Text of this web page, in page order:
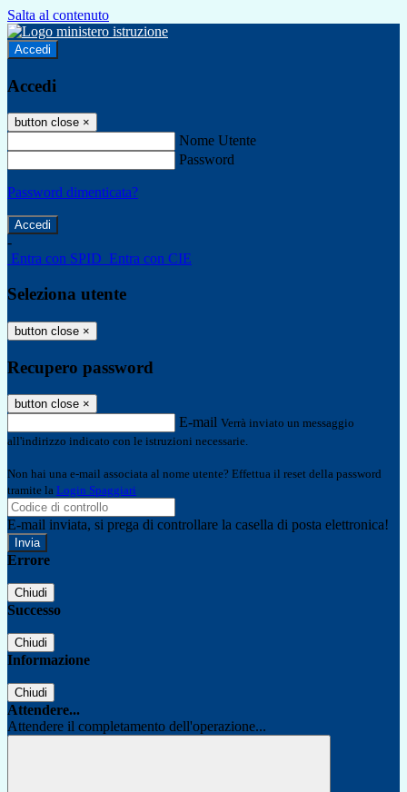
Salta al contenuto
Accedi
Accedi
button close ×
Nome Utente
Password
Password dimenticata?
-
Entra con SPID Entra con CIE
Seleziona utente
button close ×
Recupero password
button close ×
E-mail Verrà inviato un messaggio
all'indirizzo indicato con le istruzioni necessarie.
Non hai una e-mail associata al nome utente? Effettua il reset della password
tramite la Login Spaggiari
E-mail inviata, si prega di controllare la casella di posta elettronica!
Errore
Chiudi
Successo
Chiudi
Informazione
Chiudi
Attendere...
Attendere il completamento dell'operazione...